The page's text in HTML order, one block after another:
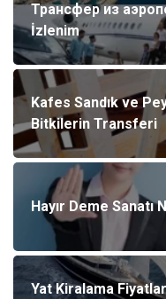
Трансфер из
İzlenim
Kafes Sandık ve
Bitkilerin Transferi
Hayır Deme Sanatı
Yat Kiralama